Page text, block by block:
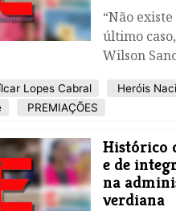
“Não
último
Wilson
Lopes Cabral Heróis
PREMIAÇÕES
Histórico
e de
na
verdiana